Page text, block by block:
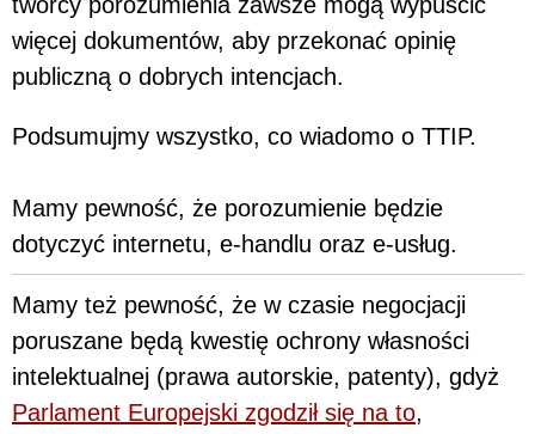
więcej dokumentów, aby przekonać opinię
publiczną o dobrych intencjach.
Podsumujmy wszystko, co wiadomo o TTIP.
Mamy pewność, że porozumienie będzie
dotyczyć internetu, e-handlu oraz e-usług.
Mamy też pewność, że w czasie negocjacji
poruszane będą kwestię ochrony własności
intelektualnej (prawa autorskie, patenty), gdyż
Parlament Europejski zgodził się na to,